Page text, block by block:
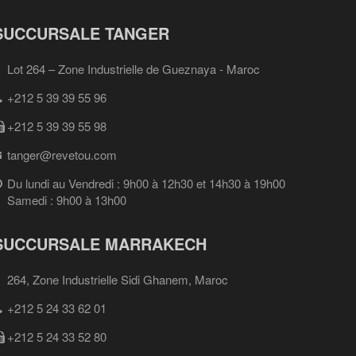
TANGER
Lot 264 – Zone Industrielle de Gueznaya - Maroc
+212 5 39 39 55 96
+212 5 39 39 55 98
tanger@revetou.com
Du lundi au Vendredi : 9h00 à 12h30 et 14h30 à 19h00
Samedi : 9h00 à 13h00
MARRAKECH
264, Zone Industrielle Sidi Ghanem, Maroc
+212 5 24 33 62 01
+212 5 24 33 52 80